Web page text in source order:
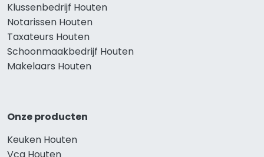
Klussenbedrijf Houten
Notarissen Houten
Taxateurs Houten
Schoonmaakbedrijf Houten
Makelaars Houten
Onze producten
Keuken Houten